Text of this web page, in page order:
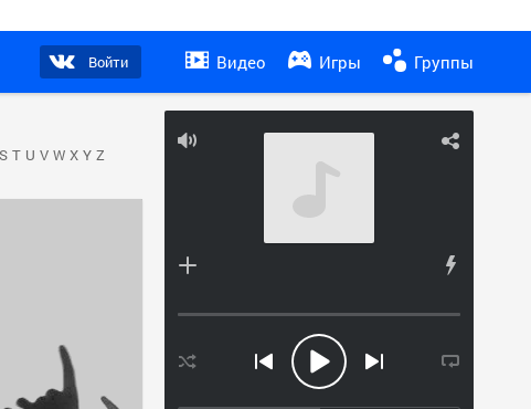
Войти Видео Игры Группы
S T U V W X Y Z